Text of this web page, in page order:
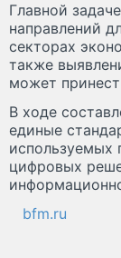
Главной
направлений
секторах
также
может
В ходе
единые
используемых
цифровых
bfm.ru